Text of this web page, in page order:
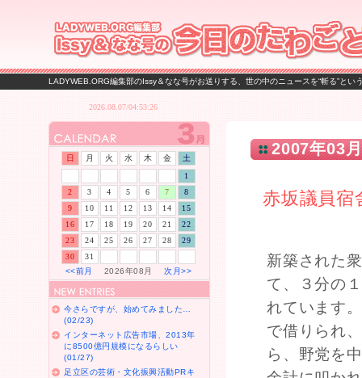
LADYWEB.ORG編集部のIssy＆なな号がお送りする、世の中のニュースを“斬る”と
2007年03
赤坂議員宿
新築された
て、３分の
れています
で借りられ
ら、野党を
日 月 火 水 木 金
土
1
2
3 4 5 6 7
8
9
10 11 12 13 14
15
16
17 18 19 20 21
22
23
24 25 26 27 28
29
30
31
<<前月
2026年08月次月>>
今さらですが、始めてみました…
(02/23)
インターネット広告市場、2013年
に8500億円規模になるらしい
(01/27)
足立区の芸術・文化振興活動PRキ